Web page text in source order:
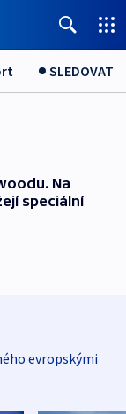
SLEDOVAT
Na
speciální
evropskými